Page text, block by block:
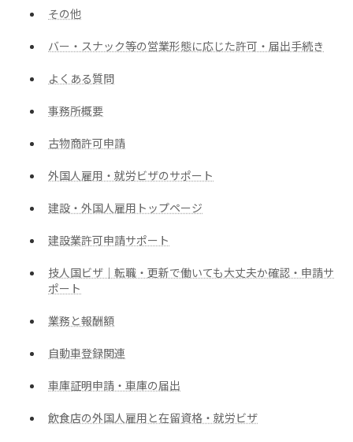
その他
バー・スナック等の営業形態に応じた許可・届出手続き
よくある質問
事務所概要
古物商許可申請
外国人雇用・就労ビザのサポート
建設・外国人雇用トップページ
建設業許可申請サポート
技人国ビザ｜転職・更新で働いても大丈夫か確認・申請サ
ポート
業務と報酬額
自動車登録関連
車庫証明申請・車庫の届出
飲食店の外国人雇用と在留資格・就労ビザ